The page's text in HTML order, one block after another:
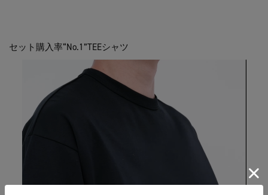
セット購入率“No.1”TEEシャツ